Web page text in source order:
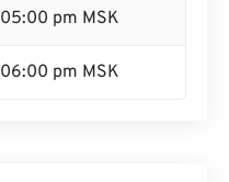
05:00 pm MSK
06:00 pm MSK